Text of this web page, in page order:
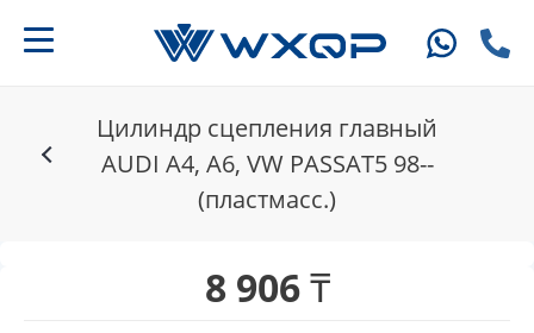
Цилиндр сцепления главный
AUDI A4, A6, VW PASSAT5 98--
(пластмасс.)
8 906 ₸